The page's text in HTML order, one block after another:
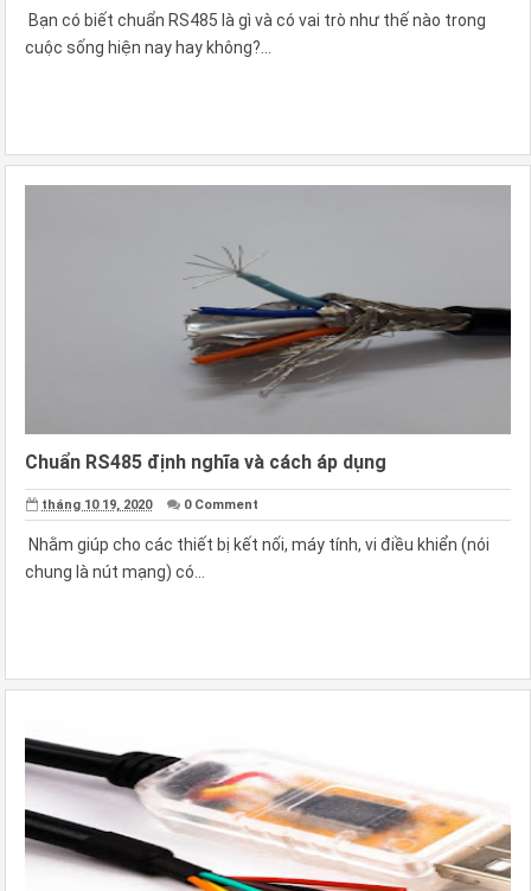
Bạn có biết chuẩn RS485 là gì và có vai trò như thế nào trong
cuộc sống hiện nay hay không?...
Chuẩn RS485 định nghĩa và cách áp dụng
tháng 10 19, 2020 0 Comment
Nhằm giúp cho các thiết bị kết nối, máy tính, vi điều khiển (nói
chung là nút mạng) có...